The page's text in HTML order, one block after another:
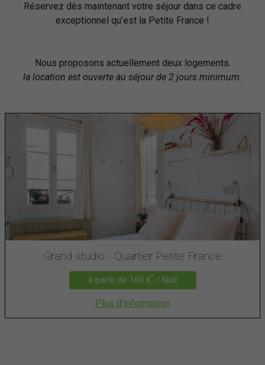
Réservez dès maintenant votre séjour dans ce cadre
exceptionnel qu’est la Petite France !
Nous proposons actuellement deux logements.
la location est ouverte au séjour de 2 jours minimum.
Grand studio - Quartier Petite France
à partir de 160 €* / Nuit
Plus d'information